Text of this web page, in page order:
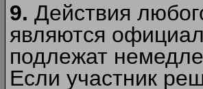
9. Действия
являются
подлежат
Если участник